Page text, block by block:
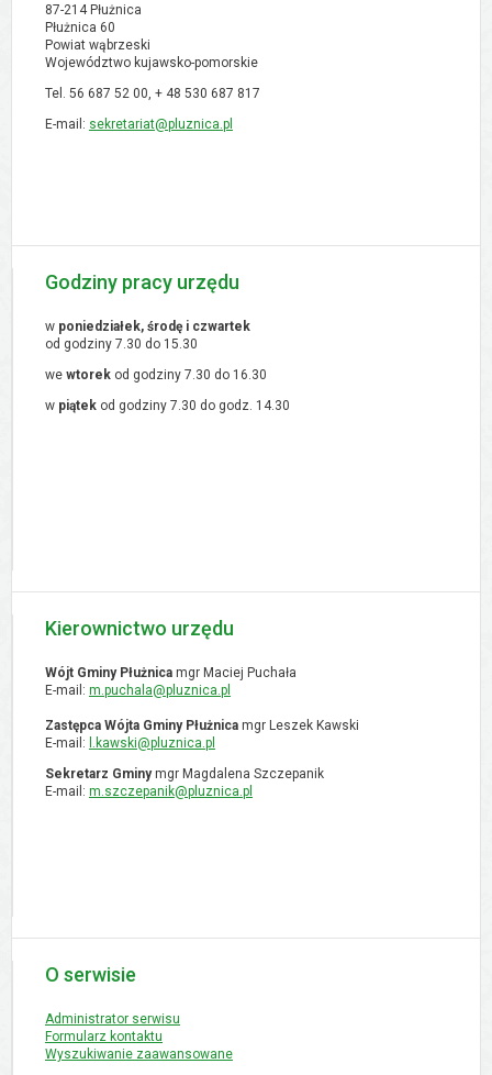
87-214 Płużnica
Płużnica 60
Powiat wąbrzeski
Województwo kujawsko-pomorskie
Tel. 56 687 52 00, + 48 530 687 817
E-mail: sekretariat@pluznica.pl
Godziny pracy urzędu
w poniedziałek, środę i czwartek
od godziny 7.30 do 15.30
we wtorek od godziny 7.30 do 16.30
w piątek od godziny 7.30 do godz. 14.30
Kierownictwo urzędu
Wójt Gminy Płużnica mgr Maciej Puchała
E-mail: m.puchala@pluznica.pl
Zastępca Wójta Gminy Płużnica mgr Leszek Kawski
E-mail: l.kawski@pluznica.pl
Sekretarz Gminymgr Magdalena Szczepanik
E-mail: m.szczepanik@pluznica.pl
O serwisie
Administrator serwisu
Formularz kontaktu
Wyszukiwanie zaawansowane